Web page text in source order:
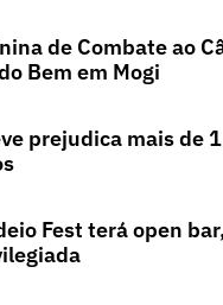
de Combate ao
Bem em Mogi
prejudica mais de
Fest terá open